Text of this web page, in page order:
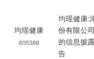
均瑶健康
605388
均瑶健康:
份有限公
的信息披
告